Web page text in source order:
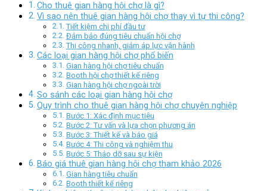
Cho thuê gian hàng hội chợ là gì?
Vì sao nên thuê gian hàng hội chợ thay vì tự thi công?
Tiết kiệm chi phí đầu tư
Đảm bảo đúng tiêu chuẩn hội chợ
Thi công nhanh, giảm áp lực vận hành
Các loại gian hàng hội chợ phổ biến
Gian hàng hội chợ tiêu chuẩn
Booth hội chợ thiết kế riêng
Gian hàng hội chợ ngoài trời
So sánh các loại gian hàng hội chợ
Quy trình cho thuê gian hàng hội chợ chuyên nghiệp
Bước 1: Xác định mục tiêu
Bước 2: Tư vấn và lựa chọn phương án
Bước 3: Thiết kế và báo giá
Bước 4: Thi công và nghiệm thu
Bước 5: Tháo dỡ sau sự kiện
Báo giá thuê gian hàng hội chợ tham khảo 2026
Gian hàng tiêu chuẩn
Booth thiết kế riêng